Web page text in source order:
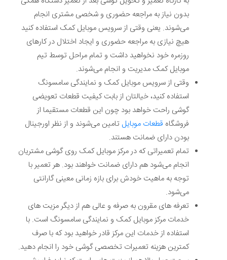
بدون نیاز به مراجعه حضوری و شخصی مشتری انجام
می‌شوند. یعنی وقتی از سرویس موبایل کمک استفاده کنید
هیچ نیازی به مراجعه حضوری و ایجاد اختلال در کارهای
روزمره خود نخواهید داشت و تمام مراحل توسط تیم
موبایل کمک مدیریت و انجام می‌شوند.
وقتی از سرویس موبایل کمک و نمایندگی سامسونگ
استفاده کنید، خیالتان از بابت کیفیت قطعات تعویضی
گوشی راحت خواهد بود چون این قطعات مستقیما از
فروشگاه قطعات موبایل تامین می‌شوند و از نظر اورجینال
بودن دارای ضمانت هستند.
تمام تعمیراتی که در مرکز موبایل کمک روی گوشی مشتریان
انجام می‌شود هم دارای ضمانت خواهند بود. هر تعمیر با
توجه به ماهیت خودش برای بازه زمانی معینی گارانتی
می‌شود.
تعرفه های مقرون به صرفه و عالی هم از دیگر مزیت های
خدمات مرکز موبایل کمک و نمایندگی سامسونگ است. با
استفاده از خدمات این مرکز قادر خواهید بود که با صرف
کمترین هزینه تعمیرات تخصصی گوشی خود را انجام دهید.